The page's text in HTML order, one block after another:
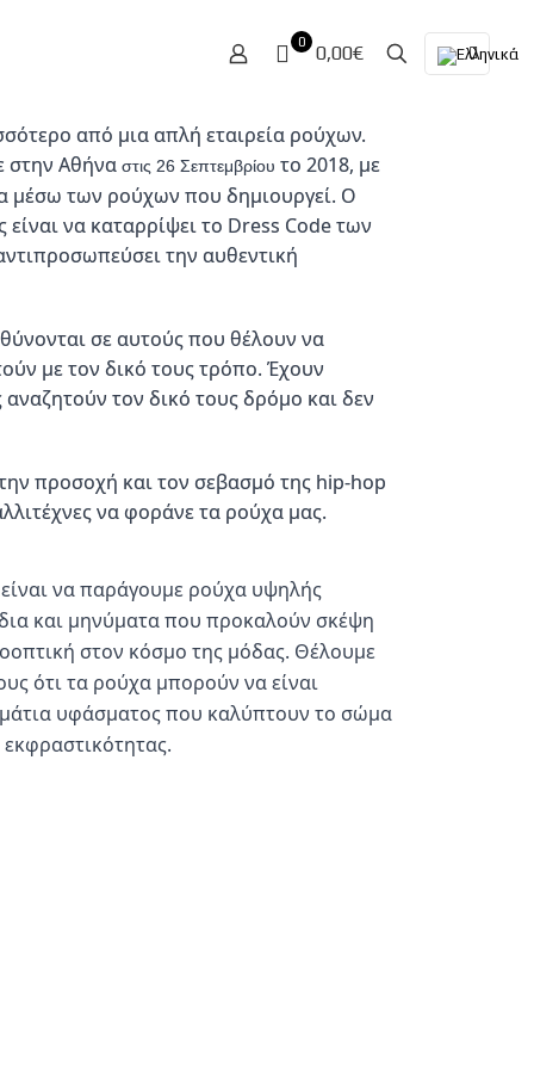
0 0,00€
από μια απλή εταιρεία ρούχων.
στην Αθήνα στις 26 Σεπτεμβρίου το 2018, με
μέσω των ρούχων που δημιουργεί. Ο
είναι να καταρρίψει το Dress Code των
την αυθεντική
σε αυτούς που θέλουν να
με τον δικό τους τρόπο. Έχουν
αναζητούν τον δικό τους δρόμο και δεν
προσοχή και τον σεβασμό της hip-hop
να φοράνε τα ρούχα μας.
να παράγουμε ρούχα υψηλής
και μηνύματα που προκαλούν σκέψη
στον κόσμο της μόδας. Θέλουμε
ότι τα ρούχα μπορούν να είναι
υφάσματος που καλύπτουν το σώμα